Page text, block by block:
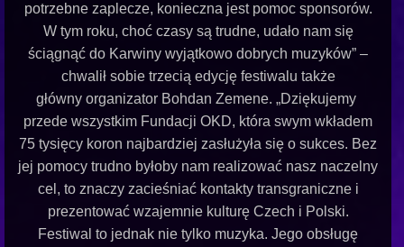
potrzebne zaplecze, konieczna jest pomoc sponsorów.
W tym roku, choć czasy są trudne, udało nam się
ściągnąć do Karwiny wyjątkowo dobrych muzyków” –
chwalił sobie trzecią edycję festiwalu także
główny organizator Bohdan Zemene. „Dziękujemy
przede wszystkim Fundacji OKD, która swym wkładem
75 tysięcy koron najbardziej zasłużyła się o sukces. Bez
jej pomocy trudno byłoby nam realizować nasz naczelny
cel, to znaczy zacieśniać kontakty transgraniczne i
prezentować wzajemnie kulturę Czech i Polski.
Festiwal to jednak nie tylko muzyka. Jego obsługę